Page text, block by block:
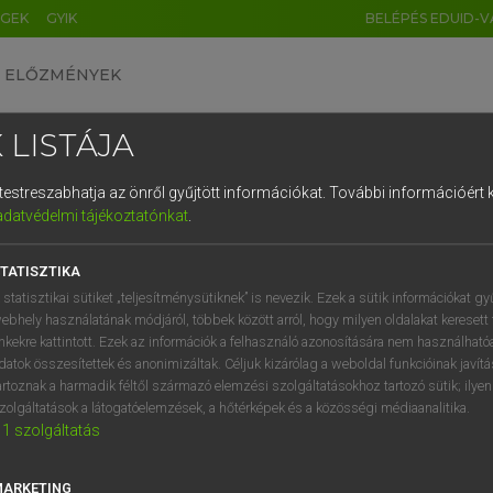
GYIK BELÉPÉS EDUID-
ELŐZMÉNYEK
egyetemes nagyszótár
VAN ELŐFIZETÉSED?
megtekintéséhez.
LISTÁJA
az önről gyűjtött információkat. További információért
tájékoztatónkat.
statisztikai sütiket „teljesítménysütiknek” is nevezik. Ezek a sütik információkat
használatának módjáról, többek között arról, hogy milyen oldalakat keresett
kattintott. Ezek az információk a felhasználó azonosítására nem
összesítettek és anonimizáltak. Céljuk kizárólag a weboldal funkcióinak
a harmadik féltől származó elemzési szolgáltatásokhoz tartozó sütik;
a látogatóelemzések, a hőtérképek és a közösségi médiaanalitika.
1 szolgáltatás
DE CN FR ES IT NL
1 2 3 4 5 6 7 8 9
q w e r t z u i
a s d f g h j k l é
í y x c v b n m , .